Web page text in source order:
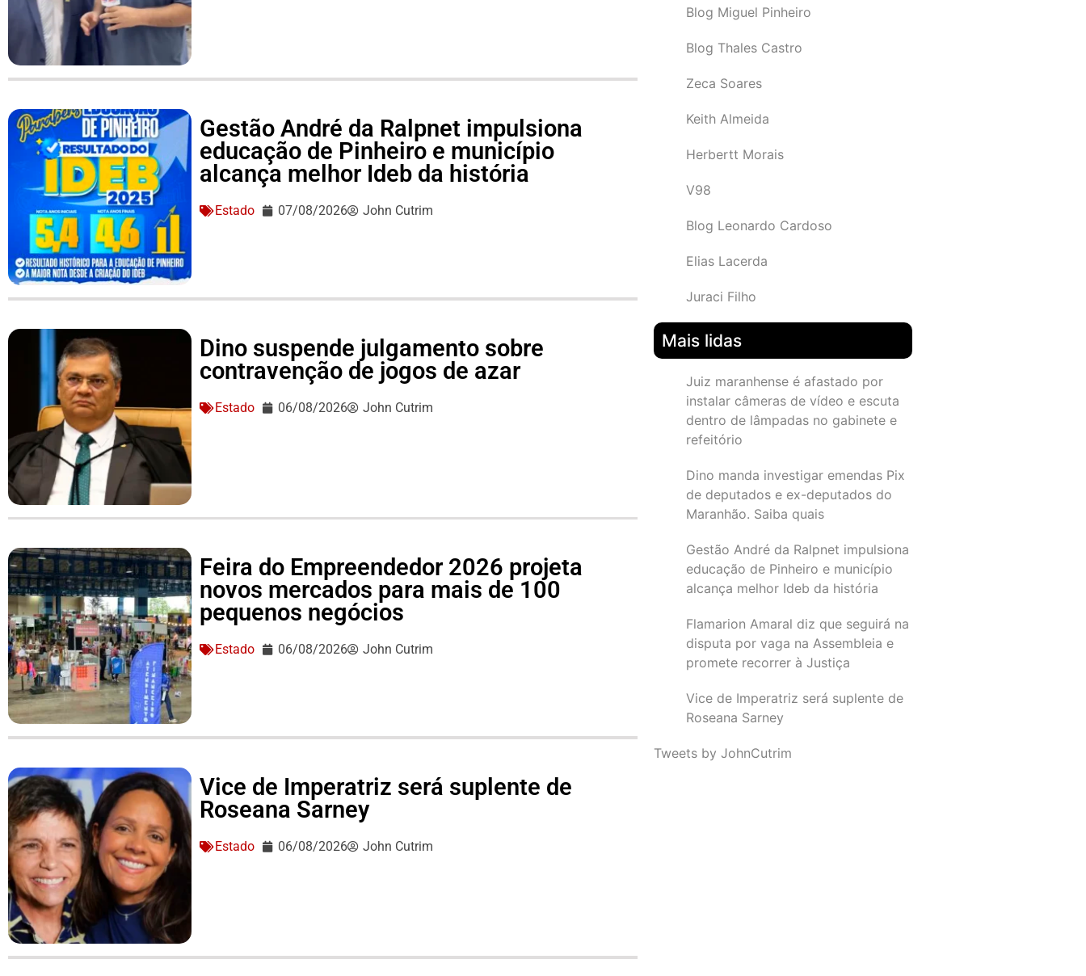
Gestão André da Ralpnet impulsiona
educação de Pinheiro e município
alcança melhor Ideb da história
Estado 07/08/2026 John Cutrim
Dino suspende julgamento sobre
contravenção de jogos de azar
Estado 06/08/2026 John Cutrim
Feira do Empreendedor 2026 projeta
novos mercados para mais de 100
pequenos negócios
Estado 06/08/2026 John Cutrim
Vice de Imperatriz será suplente de
Roseana Sarney
Estado 06/08/2026 John Cutrim
Blog Miguel Pinheiro
Blog Thales Castro
Zeca Soares
Keith Almeida
Herbertt Morais
V98
Blog Leonardo Cardoso
Elias Lacerda
Juraci Filho
Mais lidas
Juiz maranhense é afastado por
instalar câmeras de vídeo e escuta
dentro de lâmpadas no gabinete e
refeitório
Dino manda investigar emendas Pix
de deputados e ex-deputados do
Maranhão. Saiba quais
Gestão André da Ralpnet impulsiona
educação de Pinheiro e município
alcança melhor Ideb da história
Flamarion Amaral diz que seguirá na
disputa por vaga na Assembleia e
promete recorrer à Justiça
Vice de Imperatriz será suplente de
Roseana Sarney
Tweets by JohnCutrim